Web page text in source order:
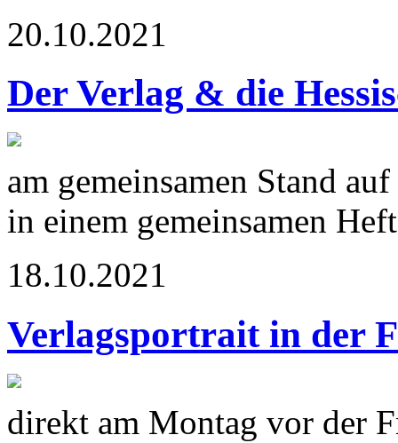
20.10.2021
Der Verlag & die
am gemeinsamen Stand
in einem gemeinsamen
18.10.2021
Verlagsportrait in der
direkt am Montag vor der